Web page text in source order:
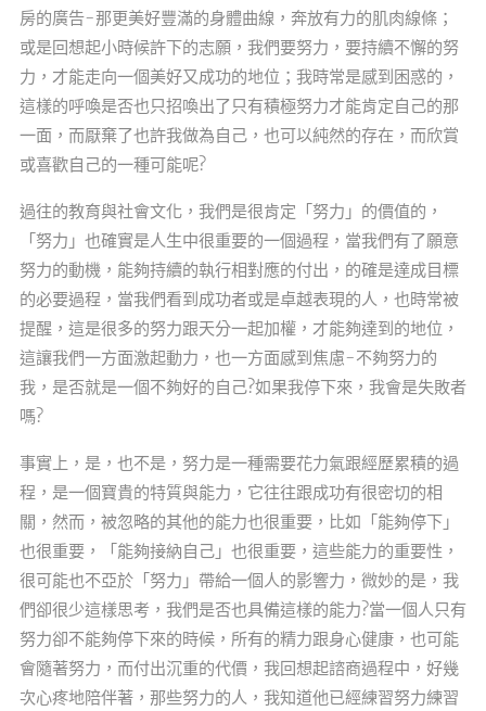
房的廣告-那更美好豐滿的身體曲線，奔放有力的肌肉線條；
或是回想起小時候許下的志願，我們要努力，要持續不懈的努
力，才能走向一個美好又成功的地位；我時常是感到困惑的，
這樣的呼喚是否也只招喚出了只有積極努力才能肯定自己的那
一面，而厭棄了也許我做為自己，也可以純然的存在，而欣賞
或喜歡自己的一種可能呢?
過往的教育與社會文化，我們是很肯定「努力」的價值的，
「努力」也確實是人生中很重要的一個過程，當我們有了願意
努力的動機，能夠持續的執行相對應的付出，的確是達成目標
的必要過程，當我們看到成功者或是卓越表現的人，也時常被
提醒，這是很多的努力跟天分一起加權，才能夠達到的地位，
這讓我們一方面激起動力，也一方面感到焦慮-不夠努力的
我，是否就是一個不夠好的自己?如果我停下來，我會是失敗者
嗎?
事實上，是，也不是，努力是一種需要花力氣跟經歷累積的過
程，是一個寶貴的特質與能力，它往往跟成功有很密切的相
關，然而，被忽略的其他的能力也很重要，比如「能夠停下」
也很重要，「能夠接納自己」也很重要，這些能力的重要性，
很可能也不亞於「努力」帶給一個人的影響力，微妙的是，我
們卻很少這樣思考，我們是否也具備這樣的能力?當一個人只有
努力卻不能夠停下來的時候，所有的精力跟身心健康，也可能
會隨著努力，而付出沉重的代價，我回想起諮商過程中，好幾
次心疼地陪伴著，那些努力的人，我知道他已經練習努力練習